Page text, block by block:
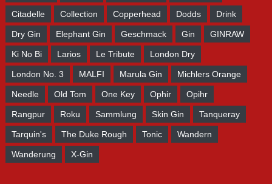
Citadelle Collection Copperhead Dodds Drink
Dry Gin Elephant Gin Geschmack Gin GINRAW
Ki No Bi Larios Le Tribute London Dry
London No. 3 MALFI Marula Gin Michlers Orange
Needle Old Tom One Key Ophir Opihr
Rangpur Roku Sammlung Skin Gin Tanqueray
Tarquin's The Duke Rough Tonic Wandern
Wanderung X-Gin